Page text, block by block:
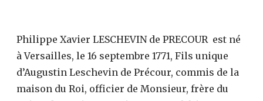
Philippe Xavier LESCHEVIN de PRECOUR est né
à Versailles, le 16 septembre 1771, Fils unique
d’Augustin Leschevin de Précour, commis de la
maison du Roi, officier de Monsieur, frère du